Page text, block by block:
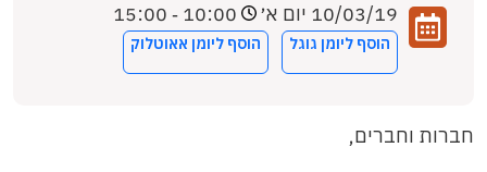
10/03/19 יום א׳
הוסף ליומן גוגל הוסף ליומן אאוטלוק
חברות וחברים,